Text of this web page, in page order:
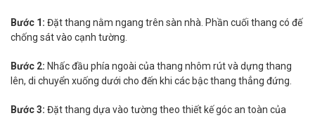
Bước 1: Đặt thang nằm ngang trên sàn nhà. Phần cuối thang có đế
chống sát vào cạnh tường.
Bước 2: Nhấc đầu phía ngoài của thang nhôm rút và dựng thang
lên, di chuyển xuống dưới cho đến khi các bậc thang thẳng đứng.
Bước 3: Đặt thang dựa vào tường theo thiết kế góc an toàn của